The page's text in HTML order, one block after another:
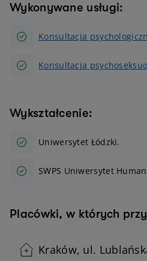
Wykonywane usługi:
Konsultacja
Konsultacja
Wykształcenie:
Uniwersytet Łódzki.
SWPS Uniwersytet
Placówki, w których
Kraków, ul.